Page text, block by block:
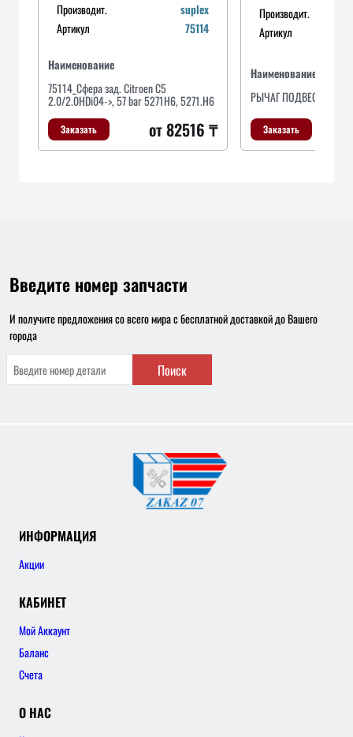
Производит.
suplex
Артикул
75114
Наименование
75114_Сфера зад. Сitroen C5
2.0/2.0HDi04->, 57 bar 5271H6, 5271.H6
Заказать от 82516 ₸
Производит.
Артикул
Наименование
РЫЧАГ ПОДВЕСКИ
Заказать
Введите номер запчасти
И получите предложения со всего мира с бесплатной доставкой до Вашего
города
Поиск
ИНФОРМАЦИЯ
Акции
КАБИНЕТ
Мой Аккаунт
Баланс
Счета
О НАС